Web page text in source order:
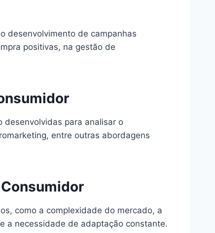
desenvolvimento de campanhas
positivas, na gestão de
desenvolvidas para analisar o
entre outras abordagens
como a complexidade do mercado, a
a necessidade de adaptação constante.